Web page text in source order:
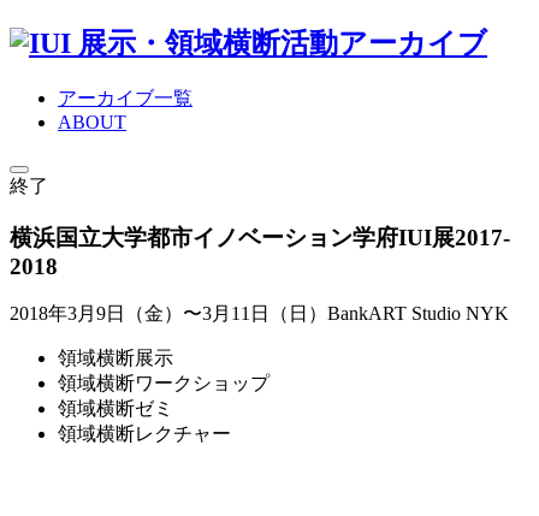
展示・領域横断活動アーカイブ
アーカイブ一覧
ABOUT
終了
横浜国立大学都市イノベーション学府IUI展2017-
2018
2018年3月9日（金）〜3月11日（日） BankART Studio NYK
領域横断展示
領域横断ワークショップ
領域横断ゼミ
領域横断レクチャー